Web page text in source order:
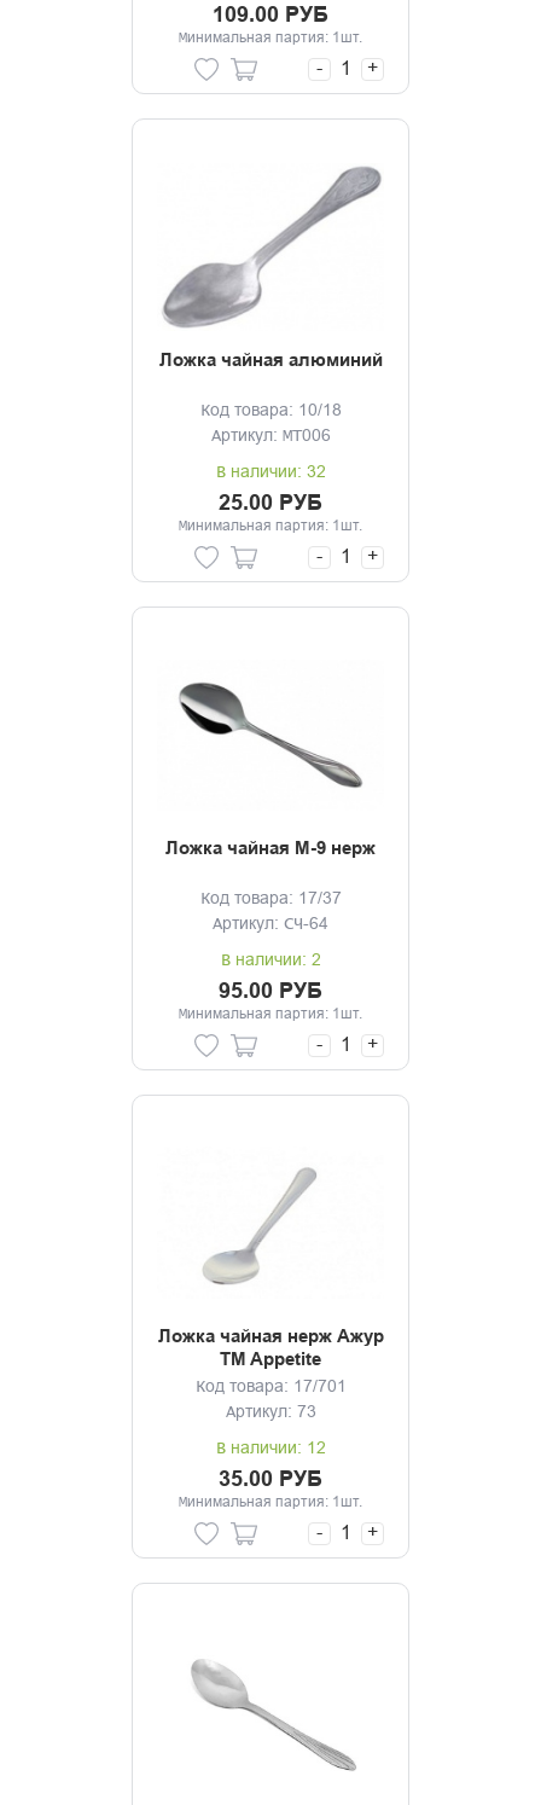
109.00 РУБ
Минимальная партия: 1шт.
- +
Ложка чайная алюминий
Код товара: 10/18
Артикул: МТ006
В наличии: 32
25.00 РУБ
Минимальная партия: 1шт.
- +
Ложка чайная М-9 нерж
Код товара: 17/37
Артикул: СЧ-64
В наличии: 2
95.00 РУБ
Минимальная партия: 1шт.
- +
Ложка чайная нерж Ажур
TM Appetite
Код товара: 17/701
Артикул: 73
В наличии: 12
35.00 РУБ
Минимальная партия: 1шт.
- +